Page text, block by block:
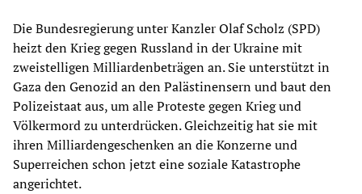
Die Bundesregierung unter Kanzler Olaf Scholz (SPD)
heizt den Krieg gegen Russland in der Ukraine mit
zweistelligen Milliardenbeträgen an. Sie unterstützt in
Gaza den Genozid an den Palästinensern und baut den
Polizeistaat aus, um alle Proteste gegen Krieg und
Völkermord zu unterdrücken. Gleichzeitig hat sie mit
ihren Milliardengeschenken an die Konzerne und
Superreichen schon jetzt eine soziale Katastrophe
angerichtet.